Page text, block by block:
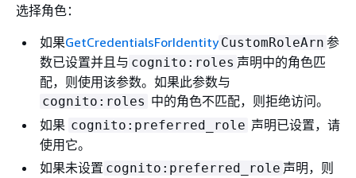
选择角色：
如果GetCredentialsForIdentity CustomRoleArn 参
数已设置并且与 cognito:roles 声明中的角色匹
配，则使用该参数。如果此参数与
cognito:roles 中的角色不匹配，则拒绝访问。
如果 cognito:preferred_role 声明已设置，请
使用它。
如果未设置 cognito:preferred_role 声明，则